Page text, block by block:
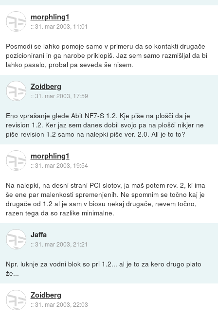
morphling1
::31. mar 2003, 11:01
Posmodi se lahko pomoje samo v primeru da so kontakti drugače
pozicionirani in ga narobe priklopiš. Jaz sem samo razmišljal da bi
lahko pasalo, probal pa seveda še nisem.
Zoidberg
::31. mar 2003, 17:59
Eno vprašanje glede Abit NF7-S 1.2. Kje piše na plošči da je
revision 1.2. Ker jaz sem danes dobil svojo pa na plošči nikjer ne
piše revision 1.2 samo na nalepki piše ver. 2.0. Ali je to to?
morphling1
::31. mar 2003, 19:54
Na nalepki, na desni strani PCI slotov, ja maš potem rev. 2, ki ima
še ene par malenkosti spremenjenih. Ne spomnim se točno kaj je
drugače od 1.2 al je sam v biosu nekaj drugače, nevem točno,
razen tega da so razlike minimalne.
Jaffa
::31. mar 2003, 21:21
Npr. luknje za vodni blok so pri 1.2... al je to za kero drugo plato
že...
Zoidberg
::31. mar 2003, 22:03